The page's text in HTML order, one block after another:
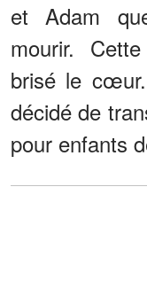
et Adam
mourir.
brisé le
décidé de
pour enfants